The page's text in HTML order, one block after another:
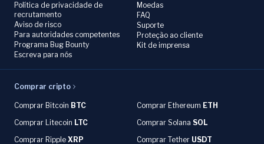
Política de privacidade de
recrutamento
Aviso de risco
Para autoridades competentes
Programa Bug Bounty
Escreva para nós
Moedas
FAQ
Suporte
Proteção ao cliente
Kit de imprensa
Comprar cripto
Comprar Bitcoin BTC Comprar Ethereum ETH
Comprar Litecoin LTC Comprar Solana SOL
Comprar Ripple XRP Comprar Tether USDT